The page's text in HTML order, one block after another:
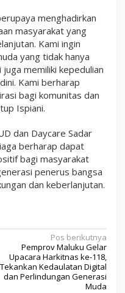
menghadirkan
masyarakat yang
Kami ingin
yang tidak hanya
memiliki kepedulian
Kami berharap
bagi komunitas dan
Ispiani.
dan Daycare Sadar
berharap dapat
bagi masyarakat
penerus bangsa
dan keberlanjutan.
Pos berikutnya
Pemprov Maluku Gelar
Upacara Harkitnas ke-118,
Tekankan Kedaulatan Digital
dan Perlindungan Generasi
Muda